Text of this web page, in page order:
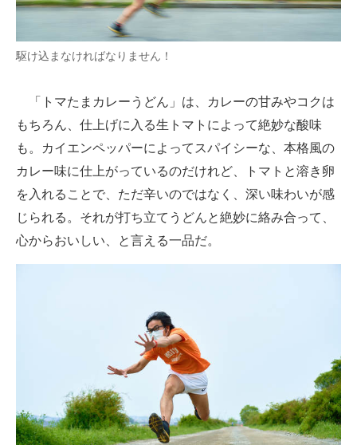
駆け込まなければなりません！
「トマたまカレーうどん」は、カレーの甘みやコクは
もちろん、仕上げに入る生トマトによって絶妙な酸味
も。カイエンペッパーによってスパイシーな、本格風の
カレー味に仕上がっているのだけれど、トマトと溶き卵
を入れることで、ただ辛いのではなく、深い味わいが感
じられる。それが打ち立てうどんと絶妙に絡み合って、
心からおいしい、と言える一品だ。